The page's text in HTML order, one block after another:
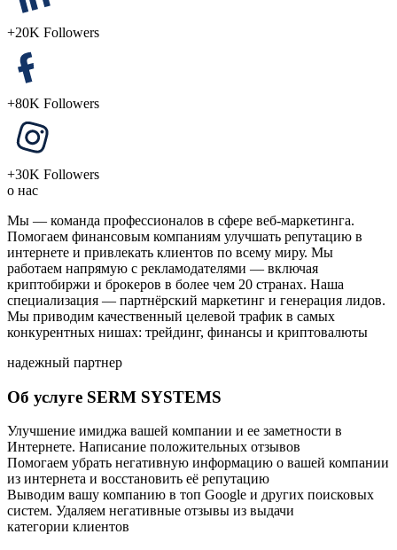
+20K Followers
+80K Followers
+30K Followers
о нас
Мы — команда профессионалов в сфере веб-маркетинга.
Помогаем финансовым компаниям улучшать репутацию в
интернете и привлекать клиентов по всему миру. Мы
работаем напрямую с рекламодателями — включая
криптобиржи и брокеров в более чем 20 странах. Наша
специализация — партнёрский маркетинг и генерация лидов.
Мы приводим качественный целевой трафик в самых
конкурентных нишах: трейдинг, финансы и криптовалюты
надежный партнер
Об услуге SERM SYSTEMS
Улучшение имиджа вашей компании и ее заметности в
Интернете. Написание положительных отзывов
Помогаем убрать негативную информацию о вашей компании
из интернета и восстановить её репутацию
Выводим вашу компанию в топ Google и других поисковых
систем. Удаляем негативные отзывы из выдачи
категории клиентов